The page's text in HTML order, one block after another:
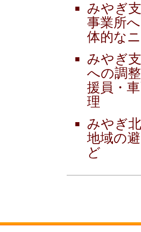
みやぎ
事業所
体的な
みやぎ
への調
援員・
理
みやぎ
地域の
ど